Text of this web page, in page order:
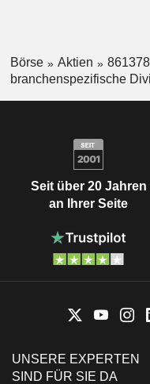
Börse Aktien
branchenspezifische
Seit über 20 Jahren
an Ihrer Seite
UNSERE EXPERTEN
SIND FÜR SIE DA